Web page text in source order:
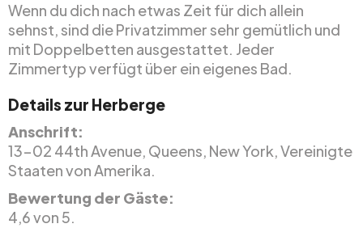
Wenn du dich nach etwas Zeit für dich allein
sehnst, sind die Privatzimmer sehr gemütlich und
mit Doppelbetten ausgestattet. Jeder
Zimmertyp verfügt über ein eigenes Bad.
Details zur Herberge
Anschrift:
13-02 44th Avenue, Queens, New York, Vereinigte
Staaten von Amerika.
Bewertung der Gäste:
4,6 von 5.